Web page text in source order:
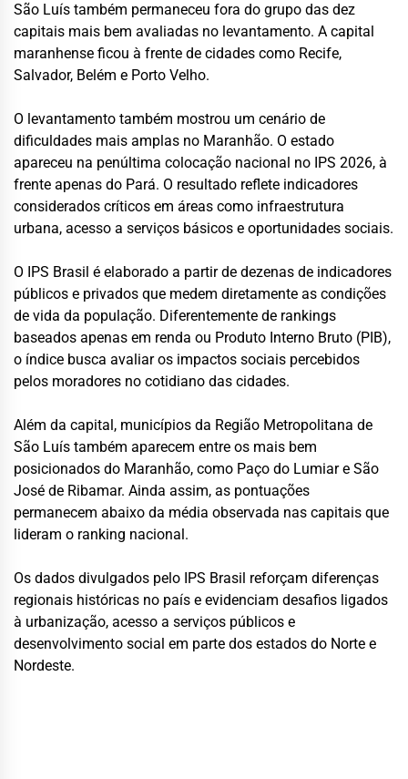
São Luís também permaneceu fora do grupo das dez
capitais mais bem avaliadas no levantamento. A capital
maranhense ficou à frente de cidades como Recife,
Salvador, Belém e Porto Velho.
O levantamento também mostrou um cenário de
dificuldades mais amplas no Maranhão. O estado
apareceu na penúltima colocação nacional no IPS 2026, à
frente apenas do Pará. O resultado reflete indicadores
considerados críticos em áreas como infraestrutura
urbana, acesso a serviços básicos e oportunidades sociais.
O IPS Brasil é elaborado a partir de dezenas de indicadores
públicos e privados que medem diretamente as condições
de vida da população. Diferentemente de rankings
baseados apenas em renda ou Produto Interno Bruto (PIB),
o índice busca avaliar os impactos sociais percebidos
pelos moradores no cotidiano das cidades.
Além da capital, municípios da Região Metropolitana de
São Luís também aparecem entre os mais bem
posicionados do Maranhão, como Paço do Lumiar e São
José de Ribamar. Ainda assim, as pontuações
permanecem abaixo da média observada nas capitais que
lideram o ranking nacional.
Os dados divulgados pelo IPS Brasil reforçam diferenças
regionais históricas no país e evidenciam desafios ligados
à urbanização, acesso a serviços públicos e
desenvolvimento social em parte dos estados do Norte e
Nordeste.